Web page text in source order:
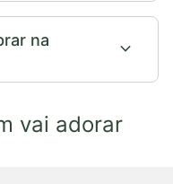
na
expand_more
vai adorar